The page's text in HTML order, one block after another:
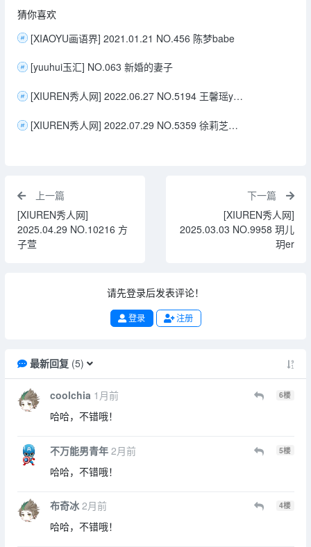
猜你喜欢
[XIAOYU画语界] 2021.01.21 NO.456 陈梦babe
[yuuhui玉汇] NO.063 新婚的妻子
[XIUREN秀人网] 2022.06.27 NO.5194 王馨瑶yanni
[XIUREN秀人网] 2022.07.29 NO.5359 徐莉芝Booty
上一篇
[XIUREN秀人网]
2025.04.29 NO.10216 方
子萱
下一篇
[XIUREN秀人网]
2025.03.03 NO.9958 玥儿
玥er
请先登录后发表评论！
登录 注册
最新回复(5)
coolchia 1月前 6楼
哈哈，不错哦！
不万能男青年 2月前 5楼
哈哈，不错哦！
布奇冰 2月前 4楼
哈哈，不错哦！